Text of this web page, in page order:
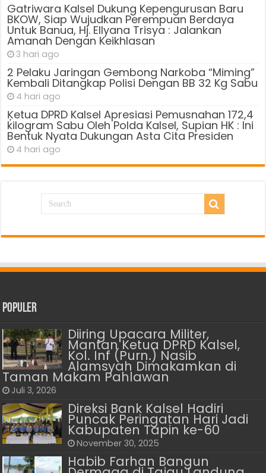
Gatriwara Kalsel Dukung Kepengurusan Baru
BKOW, Siap Wujudkan Perempuan Berdaya
Untuk Banua, Hj. Ellyana Trisya : Jalankan
Amanah Dengan Keikhlasan
3 hari ago
2 Pelaku Jaringan Gembong Narkoba “Miming”
Kembali Ditangkap Polisi Dengan BB 32 Kg Sabu
4 hari ago
Ķetua DPRD Kalsel Apresiasi Pemusnahan 172,4
kilogram Sabu Oleh Polda Kalsel, Supian HK : Ini
Bentuk Nyata Dukungan Asta Cita Presiden
4 hari ago
Populer
Diiring Upacara Militer,
Mantan Ketua DPRD Kalsel,
Kol. Inf (Purn.) Nasib
Alamsyah Dimakamkan di
Taman Makam Pahlawan
Juli 3, 2026
Direksi Bank Kalsel Hadiri
Puncak Peringatan Hari Jadi
Kabupaten Tapin ke-60
November 30, 2025
Habib Farhan Bangun